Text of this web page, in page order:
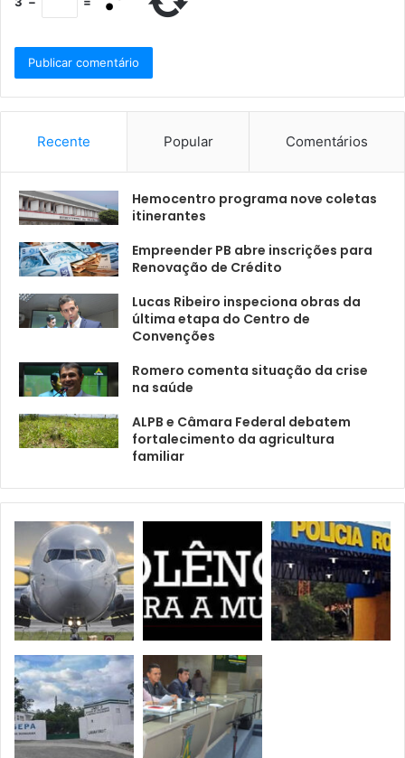
Recente Popular Comentários
Hemocentro programa nove coletas
itinerantes
Empreender PB abre inscrições para
Renovação de Crédito
Lucas Ribeiro inspeciona obras da
última etapa do Centro de
Convenções
Romero comenta situação da crise
na saúde
ALPB e Câmara Federal debatem
fortalecimento da agricultura
familiar